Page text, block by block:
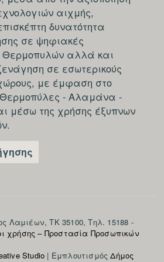
αιχμής,
δυνατότητα
σε ψηφιακές
Θερμοπυλών αλλά και
σε εσωτερικούς
με έμφαση στο
Θερμοπύλες - Αλαμάνα -
μέσω της χρήσης έξυπνων
Λαμιέων, ΤΚ 35100, Τηλ. 15188 -
χρήσης – Προστασία Προσωπικών
Studio | ΕμπλουτισμόςΔήμος